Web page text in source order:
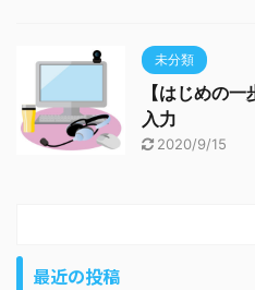
未分類
【はじめの
入力
2020/9/15
最近の投稿